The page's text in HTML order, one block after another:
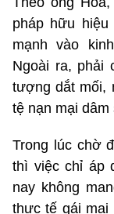
pháp hữu
mạnh vào
Ngoài ra, phải
tượng dắt mối,
tệ nạn mại dâm
Trong lúc chờ
thì việc chỉ áp
nay không
thực tế gái mại